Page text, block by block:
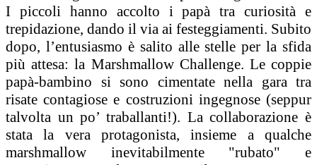
I piccoli hanno accolto i papà tra curiosità e
trepidazione, dando il via ai festeggiamenti. Subito
dopo, l’entusiasmo è salito alle stelle per la sfida
più attesa: la Marshmallow Challenge. Le coppie
papà-bambino si sono cimentate nella gara tra
risate contagiose e costruzioni ingegnose (seppur
talvolta un po’ traballanti!). La collaborazione è
stata la vera protagonista, insieme a qualche
marshmallow inevitabilmente "rubato" e